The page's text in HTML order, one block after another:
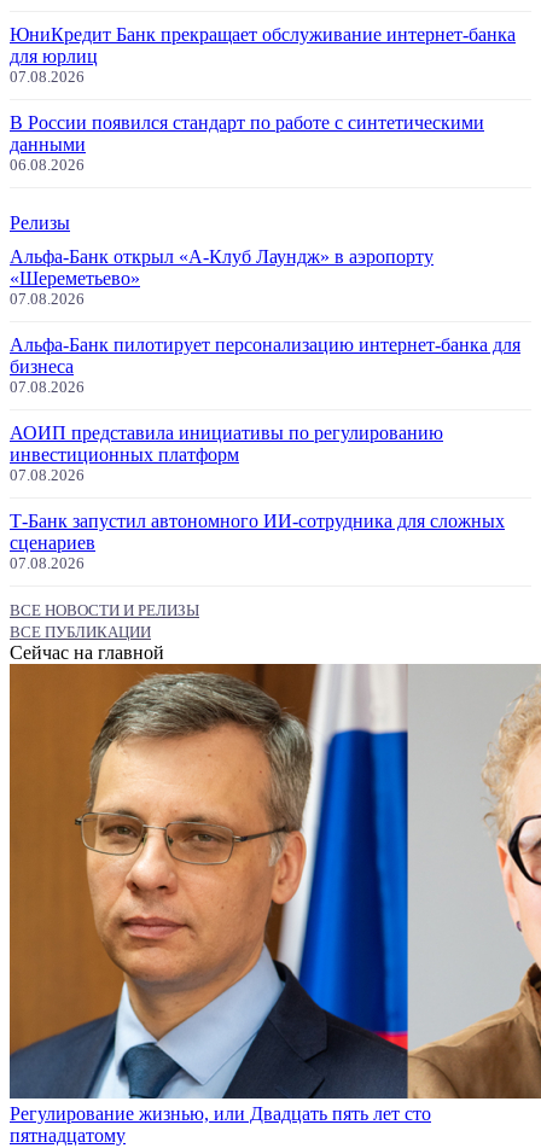
ЮниКредит Банк прекращает обслуживание интернет-банка
для юрлиц
07.08.2026
В России появился стандарт по работе с синтетическими
данными
06.08.2026
Релизы
Альфа-Банк открыл «А-Клуб Лаундж» в аэропорту
«Шереметьево»
07.08.2026
Альфа-Банк пилотирует персонализацию интернет-банка для
бизнеса
07.08.2026
АОИП представила инициативы по регулированию
инвестиционных платформ
07.08.2026
Т-Банк запустил автономного ИИ-сотрудника для сложных
сценариев
07.08.2026
ВСЕ НОВОСТИ И РЕЛИЗЫ
ВСЕ ПУБЛИКАЦИИ
Сейчас на главной
Регулирование жизнью, или Двадцать пять лет сто
пятнадцатому